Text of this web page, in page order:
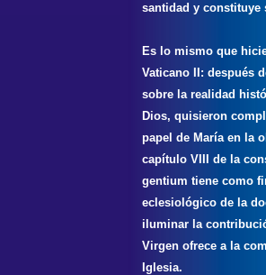
santidad y constituye
Es lo mismo que
Vaticano II: después
sobre la realidad
Dios, quisieron
papel de María en la
capítulo VIII de la
gentium tiene como
eclesiológico de la
iluminar la
Virgen ofrece a la
Iglesia.